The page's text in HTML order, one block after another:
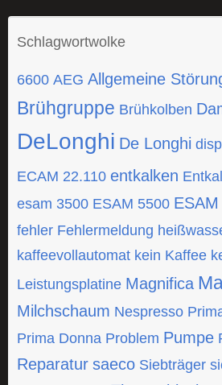
Schlagwortwolke
6600 AEG Allgemeine
Brühgruppe Brühkolben
DeLonghi De Longhi
ECAM 22.110 entkalken
esam 3500 ESAM 5500
fehler Fehlermeldung
kaffeevollautomat kein Kaffee
Leistungsplatine Magnifica
Milchschaum Nespresso
Prima Donna Problem Pumpe
Reparatur saeco Siebträger